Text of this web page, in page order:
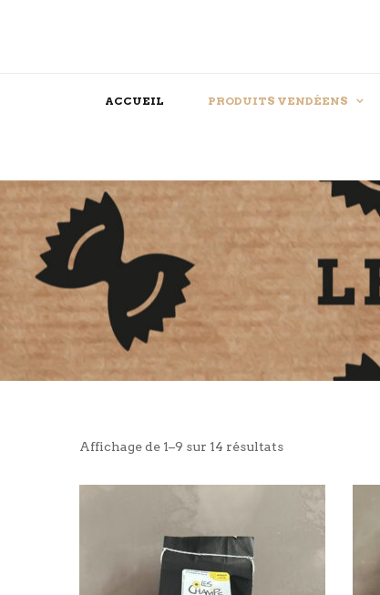
ACCUEIL PRODUITS VENDÉENS
Assaisonnements
Féculent
Produits festifs
Farine
Confiserie
Chocolat
Biscuit
Dessert
Affichage de 1–9 sur 14 résultatsTrié